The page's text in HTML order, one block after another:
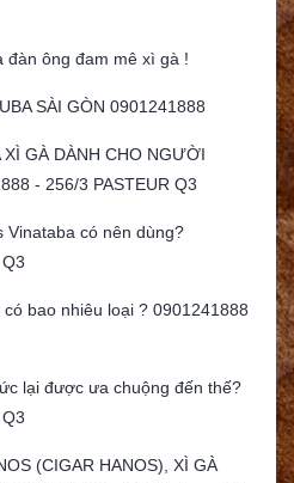
đàn ông đam mê xì gà !
SÀI GÒN 0901241888
GÀ DÀNH CHO NGƯỜI
- 256/3 PASTEUR Q3
Vinataba có nên dùng?
bao nhiêu loại ? 0901241888
lại được ưa chuộng đến thế?
(CIGAR HANOS), XÌ GÀ